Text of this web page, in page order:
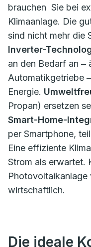
brauchen Sie bei
Klimaanlage. Die
sind nicht mehr die
Inverter-
an den Bedarf an ‒
Automatikgetriebe
Energie.
Propan) ersetzen
Smart-Home-
per Smartphone,
Eine effiziente
Strom als erwartet.
Photovoltaikanlage
wirtschaftlich.
Die ideale